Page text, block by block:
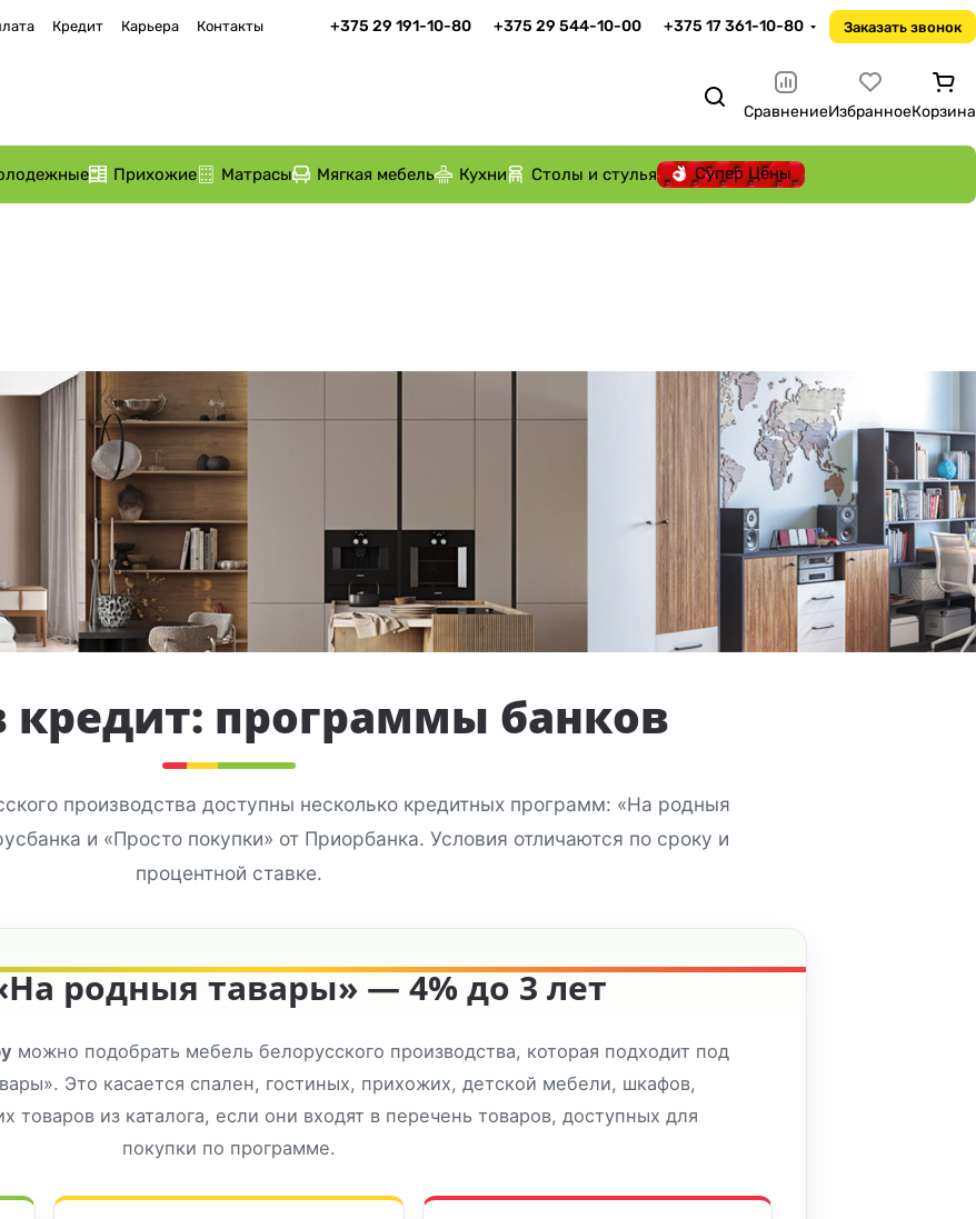
Кредит Карьера Контакты +375 29 191-10-80 +375 29 544-10-00 +375 17 361-10-80 Заказать звонок
СравнениеИзбранноеКорзина
Прихожие Матрасы Мягкая мебель Кухни Столы и стулья Супер Цены
кредит: программы банков
производства доступны несколько кредитных программ: «На родныя
и «Просто покупки» от Приорбанка. Условия отличаются по сроку и
процентной ставке.
родныя тавары» — 4% до 3 лет
можно подобрать мебель белорусского производства, которая подходит под
Это касается спален, гостиных, прихожих, детской мебели, шкафов,
товаров из каталога, если они входят в перечень товаров, доступных для
покупки по программе.